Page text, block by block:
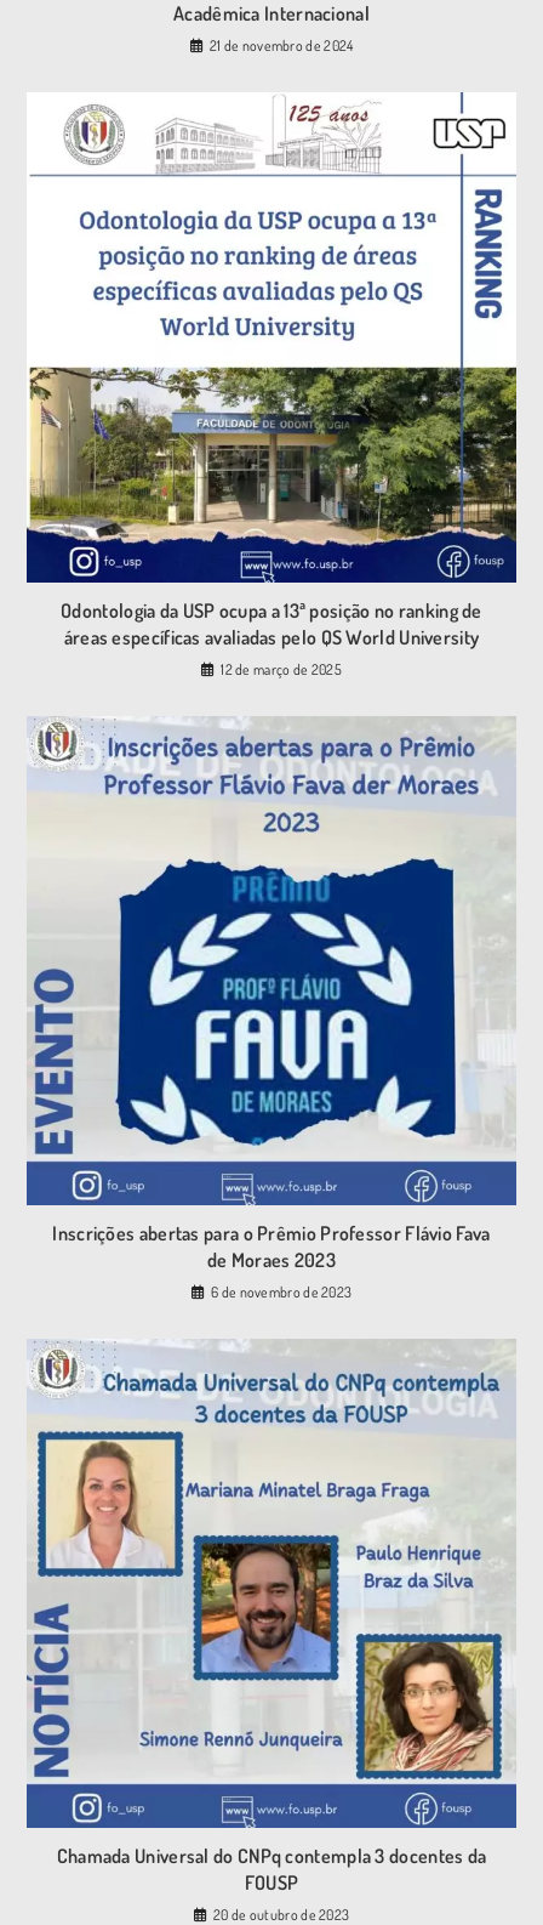
Acadêmica Internacional
21 de novembro de 2024
Odontologia da USP ocupa a 13ª posição no ranking de
áreas específicas avaliadas pelo QS World University
12 de março de 2025
Inscrições abertas para o Prêmio Professor Flávio Fava
de Moraes 2023
6 de novembro de 2023
Chamada Universal do CNPq contempla 3 docentes da
FOUSP
20 de outubro de 2023